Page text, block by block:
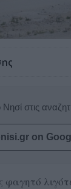
στις
on
φαγητό